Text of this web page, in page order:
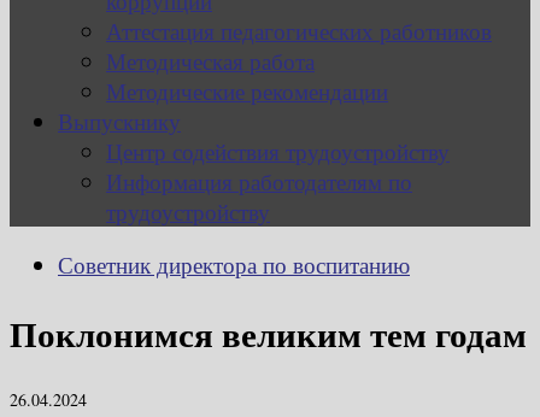
Аттестация педагогических работников
Методическая работа
Методические рекомендации
Выпускнику
Центр содействия трудоустройству
Информация работодателям по
трудоустройству
Советник директора по воспитанию
Поклонимся великим тем годам
26.04.2024